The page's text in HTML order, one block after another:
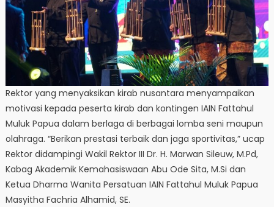
Rektor yang menyaksikan kirab nusantara menyampaikan
motivasi kepada peserta kirab dan kontingen IAIN Fattahul
Muluk Papua dalam berlaga di berbagai lomba seni maupun
olahraga. “Berikan prestasi terbaik dan jaga sportivitas,” ucap
Rektor didampingi Wakil Rektor III Dr. H. Marwan Sileuw, M.Pd,
Kabag Akademik Kemahasiswaan Abu Ode Sita, M.Si dan
Ketua Dharma Wanita Persatuan IAIN Fattahul Muluk Papua
Masyitha Fachria Alhamid, SE.